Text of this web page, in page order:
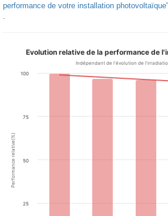
performance de votre installation photovoltaïque"
Performance relative(%)
Evolution relative de la performance de
Indépendant de l'évolution de
25
50
75
100